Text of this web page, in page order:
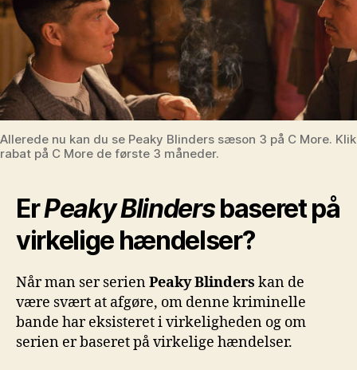
Allerede nu kan du se Peaky Blinders sæson 3 på C More.
rabat på C More de første 3 måneder.
ErPeaky Blindersbaseret på
virkelige hændelser?
Når man ser serienPeaky Blinders kan de
være svært at afgøre, om denne kriminelle
bande har eksisteret i virkeligheden og om
serien er baseret på virkelige hændelser.